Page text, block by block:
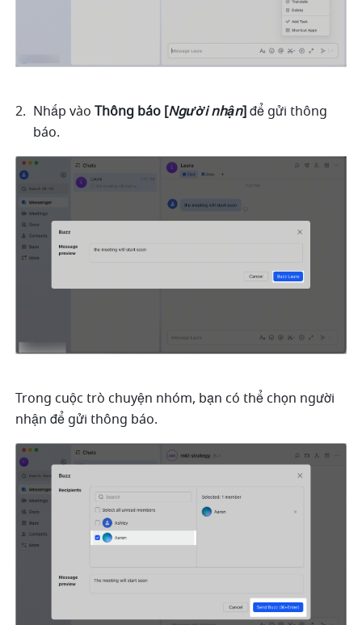
Nhấp vào Thông báo [Người nhận] để gửi thông
báo.
Trong cuộc trò chuyện nhóm, bạn có thể chọn người
nhận để gửi thông báo.